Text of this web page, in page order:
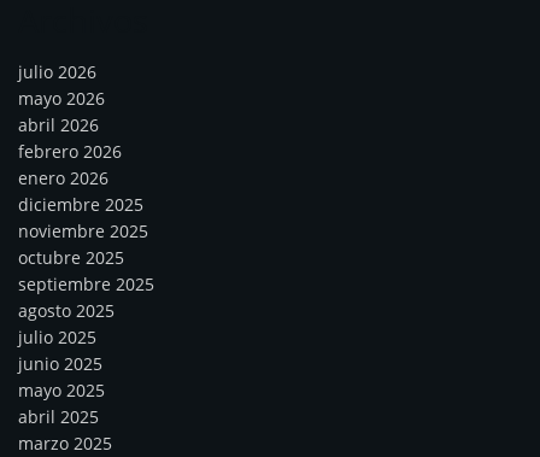
julio 2026
mayo 2026
abril 2026
febrero 2026
enero 2026
diciembre 2025
noviembre 2025
octubre 2025
septiembre 2025
agosto 2025
julio 2025
junio 2025
mayo 2025
abril 2025
marzo 2025